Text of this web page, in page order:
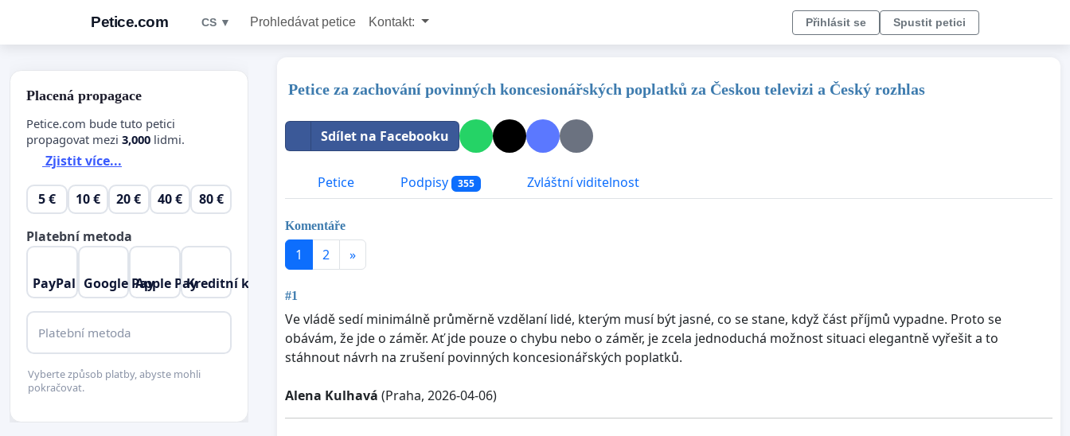
Petice.com CS ▼ Prohledávat petice Kontakt: Přihlásit se Spustit petici
Petice za zachování povinných koncesionářských poplatků za Českou televizi a Český rozhlas
Sdílet na Facebooku
Petice Podpisy 355 Zvláštní viditelnost
Komentáře
1 2 »
#1
Ve vládě sedí minimálně průměrně vzdělaní lidé, kterým musí být jasné, co se stane, když část příjmů vypadne. Proto se
obávám, že jde o záměr. Ať jde pouze o chybu nebo o záměr, je zcela jednoduchá možnost situaci elegantně vyřešit a to
stáhnout návrh na zrušení povinných koncesionářských poplatků.
Alena Kulhavá (Praha, 2026-04-06)
Placená propagace
Petice.com bude tuto petici
propagovat mezi 3,000 lidmi.
Zjistit více...
5 € 10 € 20 € 40 € 80 €
Platební metoda
PayPal Google PayApple PayKreditní karta
Platební metoda
Vyberte způsob platby, abyste mohli
pokračovat.